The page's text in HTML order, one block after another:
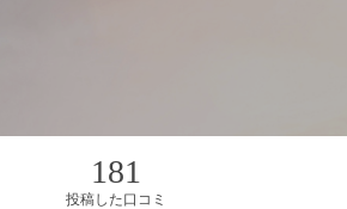
181
投稿した口コミ